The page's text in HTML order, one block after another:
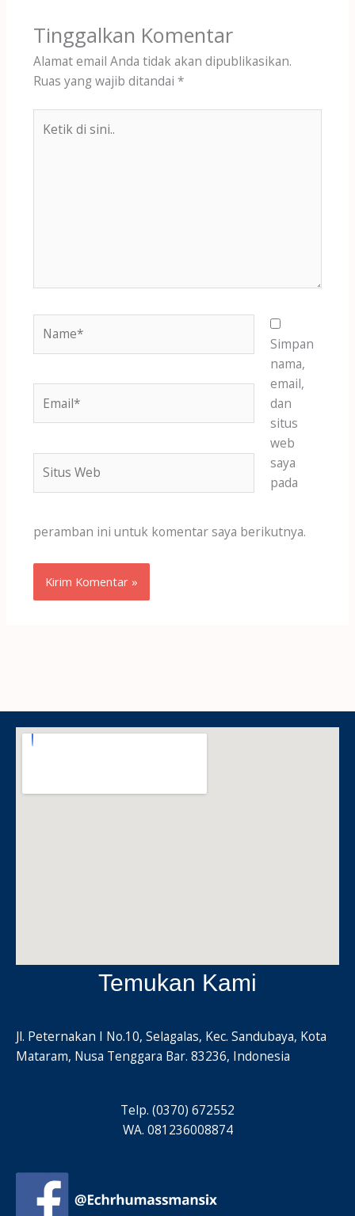
Tinggalkan Komentar
Alamat email Anda tidak akan dipublikasikan.
Ruas yang wajib ditandai *
Web
Simpan
nama,
email,
dan
situs
web
saya
pada
peramban ini untuk komentar saya berikutnya.
Temukan Kami
Jl. Peternakan I No.10, Selagalas, Kec. Sandubaya, Kota
Mataram, Nusa Tenggara Bar. 83236, Indonesia
Telp. (0370) 672552
WA. 081236008874